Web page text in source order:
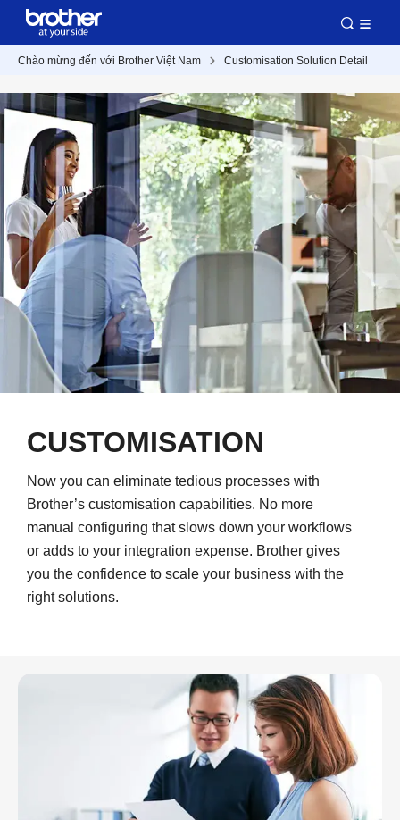
Chào mừng đến với Brother Việt Nam Customisation Solution Detail
CUSTOMISATION
Now you can eliminate tedious processes with
Brother’s customisation capabilities. No more
manual configuring that slows down your workflows
or adds to your integration expense. Brother gives
you the confidence to scale your business with the
right solutions.